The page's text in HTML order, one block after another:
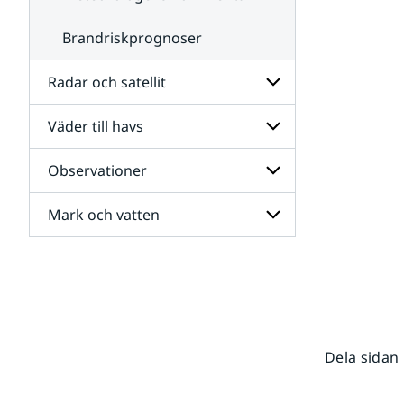
Brandriskprognoser
Radar och satellit
Undersidor
för
Radar
och
satellit
Väder till havs
Undersidor
för
Väder
till
havs
Observationer
Undersidor
för
Mark och vatten
Dela sidan